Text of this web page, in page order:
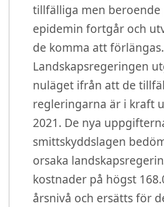
tillfälliga men beroende
epidemin fortgår och
de komma att förlängas.
Landskapsregeringen
nuläget ifrån att de
regleringarna är i kraft
2021. De nya
smittskyddslagen
orsaka
kostnader på högst
årsnivå och ersätts för